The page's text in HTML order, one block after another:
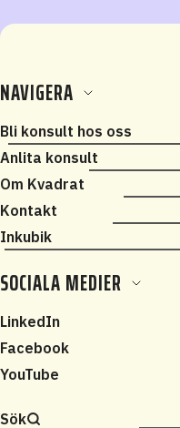
NAVIGERA
Bli konsult hos oss
Anlita konsult
Om Kvadrat
Kontakt
Inkubik
SOCIALA MEDIER
LinkedIn
Facebook
YouTube
Sök